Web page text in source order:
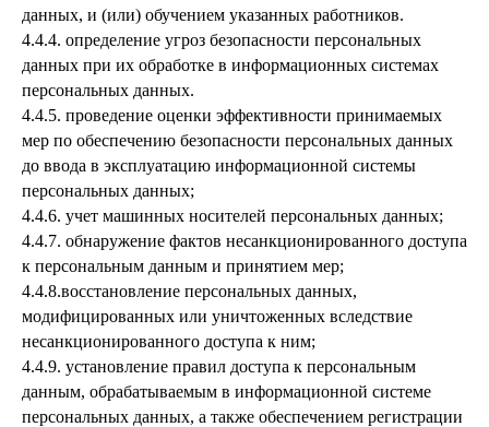
данных, и (или) обучением указанных работников.
4.4.4. определение угроз безопасности персональных
данных при их обработке в информационных системах
персональных данных.
4.4.5. проведение оценки эффективности принимаемых
мер по обеспечению безопасности персональных данных
до ввода в эксплуатацию информационной системы
персональных данных;
4.4.6. учет машинных носителей персональных данных;
4.4.7. обнаружение фактов несанкционированного доступа
к персональным данным и принятием мер;
4.4.8.восстановление персональных данных,
модифицированных или уничтоженных вследствие
несанкционированного доступа к ним;
4.4.9. установление правил доступа к персональным
данным, обрабатываемым в информационной системе
персональных данных, а также обеспечением регистрации